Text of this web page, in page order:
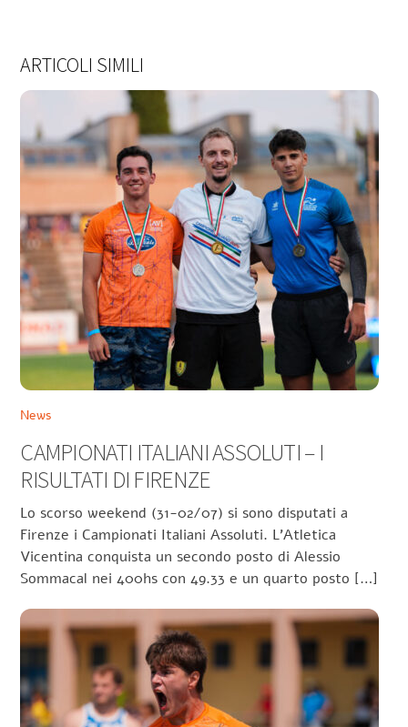
ARTICOLI SIMILI
News
CAMPIONATI ITALIANI ASSOLUTI – I
RISULTATI DI FIRENZE
Lo scorso weekend (31-02/07) si sono disputati a
Firenze i Campionati Italiani Assoluti. L’Atletica
Vicentina conquista un secondo posto di Alessio
Sommacal nei 400hs con 49.33 e un quarto posto […]